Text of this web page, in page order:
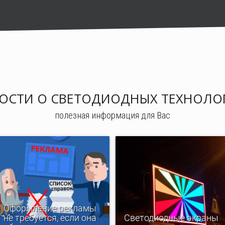
О СВЕТОДИОДНЫХ
полезная информация для Вас
Оформление рекламы
не требуется, если она
Светодиодные экраны